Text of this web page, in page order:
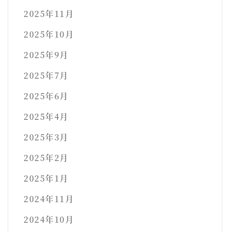
2025年11月
2025年10月
2025年9月
2025年7月
2025年6月
2025年4月
2025年3月
2025年2月
2025年1月
2024年11月
2024年10月